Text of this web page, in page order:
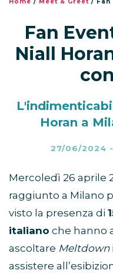
Home / Meet & Greet / Fan
Fan
Niall
Horan a
27/06/2024 -
Mercoledì 26 aprile
raggiunto a Milano
visto la presenza di
italiano che hanno
ascoltare Meltdown
assistere